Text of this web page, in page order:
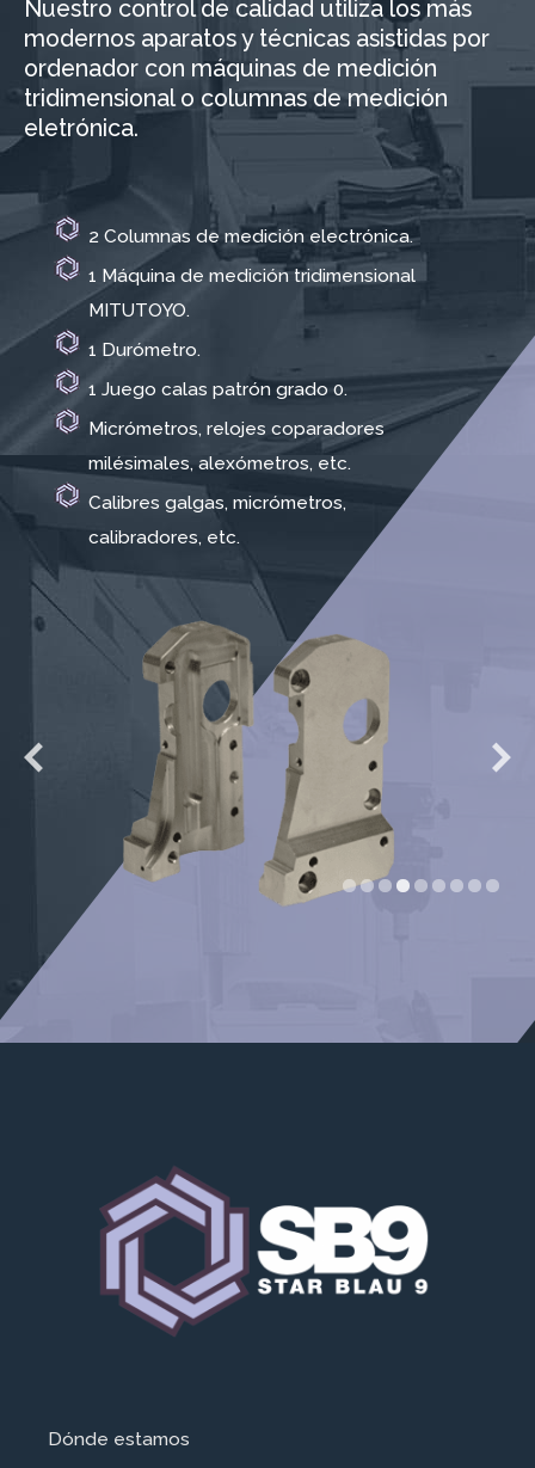
Nuestro control de calidad utiliza los más
modernos aparatos y técnicas asistidas por
ordenador con máquinas de medición
tridimensional o columnas de medición
eletrónica.
2 Columnas de medición electrónica.
1 Máquina de medición tridimensional
MITUTOYO.
1 Durómetro.
1 Juego calas patrón grado 0.
Micrómetros, relojes coparadores
milésimales, alexómetros, etc.
Calibres galgas, micrómetros,
calibradores, etc.
Dónde estamos